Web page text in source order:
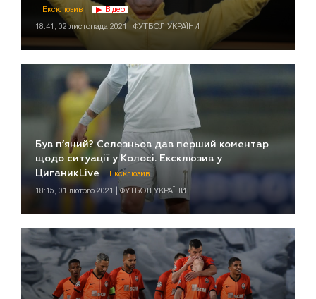
Ексклюзив Відео
18:41, 02 листопада 2021 | ФУТБОЛ УКРАЇНИ
Був п’яний? Селезньов дав перший коментар
щодо ситуації у Колосі. Ексклюзив у
ЦиганикLive
Ексклюзив
18:15, 01 лютого 2021 | ФУТБОЛ УКРАЇНИ